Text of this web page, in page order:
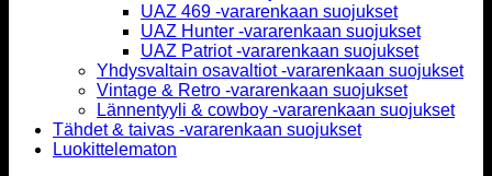
UAZ 469 -vararenkaan suojukset
UAZ Hunter -vararenkaan suojukset
UAZ Patriot -vararenkaan suojukset
Yhdysvaltain osavaltiot -vararenkaan suojukset
Vintage & Retro -vararenkaan suojukset
Lännentyyli & cowboy -vararenkaan suojukset
Tähdet & taivas -vararenkaan suojukset
Luokittelematon